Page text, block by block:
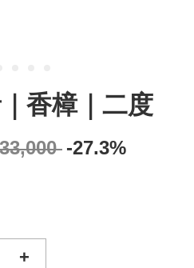
香樟｜二度
-27.3%
+